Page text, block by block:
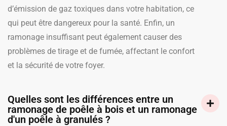
d’émission de gaz toxiques dans votre habitation, ce
qui peut être dangereux pour la santé. Enfin, un
ramonage insuffisant peut également causer des
problèmes de tirage et de fumée, affectant le confort
et la sécurité de votre foyer.
Quelles sont les différences entre un
ramonage de poêle à bois et un ramonage
d'un poêle à granulés ?